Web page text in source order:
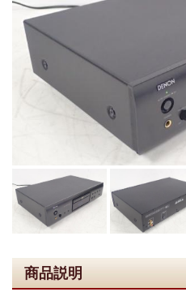
商品説明